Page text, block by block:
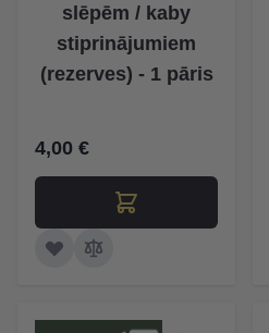
slēpēm / kaby
stiprinājumiem
(rezerves) - 1 pāris
4,00 €